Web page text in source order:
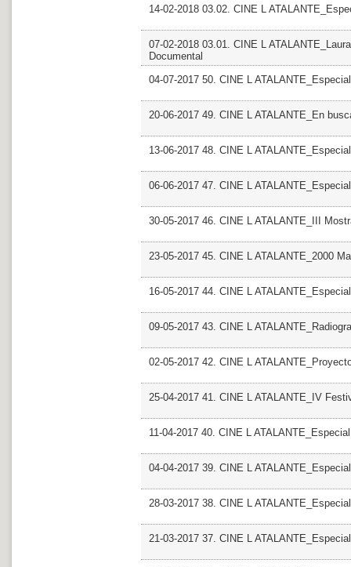
14-02-2018 03.02. CINE L
07-02-2018 03.01. CINE L
Documental
04-07-2017 50. CINE L
20-06-2017 49. CINE L ATALANTE_En
13-06-2017 48. CINE L
06-06-2017 47. CINE L
30-05-2017 46. CINE L ATALANTE_III
23-05-2017 45. CINE L ATALANTE_2000
16-05-2017 44. CINE L
09-05-2017 43. CINE L
02-05-2017 42. CINE L
25-04-2017 41. CINE L ATALANTE_IV
11-04-2017 40. CINE L
04-04-2017 39. CINE L
28-03-2017 38. CINE L
21-03-2017 37. CINE L